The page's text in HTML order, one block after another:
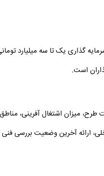
گذاری یک تا سه میلیارد
طرح، میزان اشتغال آفرینی،
ارائه آخرین وضعیت بررسی فنی